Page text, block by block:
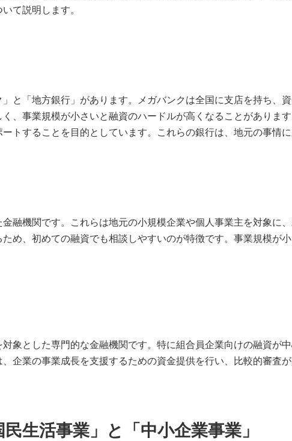
て説明します。
と「地方銀行」があります。メガバンクは全国に支店を持ち、
、事業規模が小さいと融資のハードルが高くなることがありま
トすることを目的としています。これらの銀行は、地元の事情
融機関です。これらは地元の小規模企業や個人事業主を対象に
め、初めての融資でも相談しやすいのが特徴です。事業規模が
象とした専門的な金融機関です。特に組合員企業向けの融資が
企業の事業成長を支援するための資金提供を行い、比較的審査
生活事業」と「中小企業事業」